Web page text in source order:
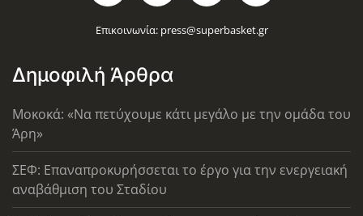
Επικοινωνία: press@superbasket.gr
Δημοφιλή Άρθρα
Μοκοκά: «Να πετύχουμε κάτι μεγάλο με την ομάδα του
Άρη»
ΣΕΦ: Επαναπροκυρήσσεται το έργο για την ενεργειακή
αναβάθμιση του Σταδίου